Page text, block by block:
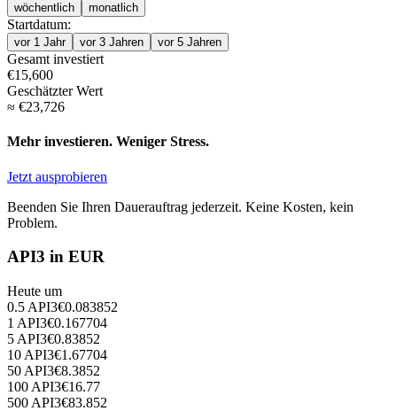
wöchentlich monatlich
Startdatum:
vor 1 Jahr vor 3 Jahren vor 5 Jahren
Gesamt investiert
€15,600
Geschätzter Wert
≈ €23,726
Mehr investieren. Weniger Stress.
Jetzt ausprobieren
Beenden Sie Ihren Dauerauftrag jederzeit. Keine Kosten, kein
Problem.
API3 in EUR
Heute um
0.5 API3€0.083852
1 API3€0.167704
5 API3€0.83852
10 API3€1.67704
50 API3€8.3852
100 API3€16.77
500 API3€83.852